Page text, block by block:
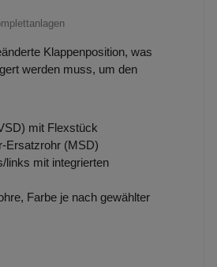
Klappenposition, was
werden muss, um den
mit Flexstück
Ersatzrohr (MSD)
links mit integrierten
Farbe je nach gewählter